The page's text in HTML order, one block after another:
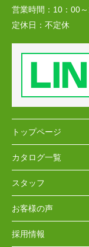
営業時間： 10：00
定休日： 不定休
トップページ
カタログ一覧
スタッフ
お客様の声
採用情報